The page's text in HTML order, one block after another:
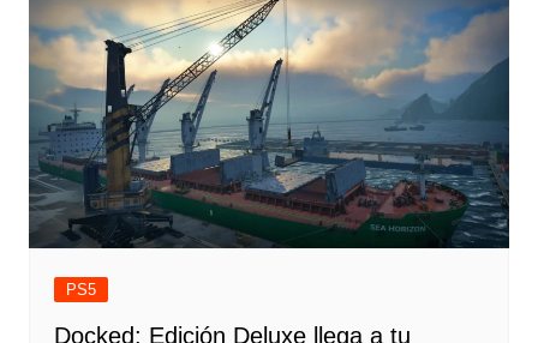
PS5
Docked: Edición Deluxe llega a tu